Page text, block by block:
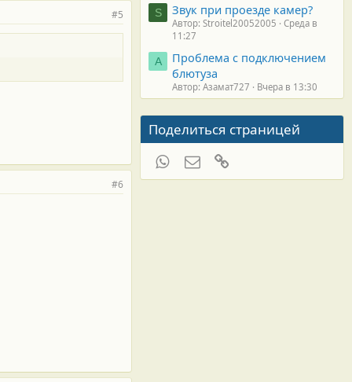
#5
#6
S Звук при проезде камер?
Автор: Stroitel20052005
Среда в
11:27
А
Проблема с подключением
блютуза
Автор: Азамат727 Вчера в 13:30
Поделиться страницей
WhatsAppЭлектронная почта